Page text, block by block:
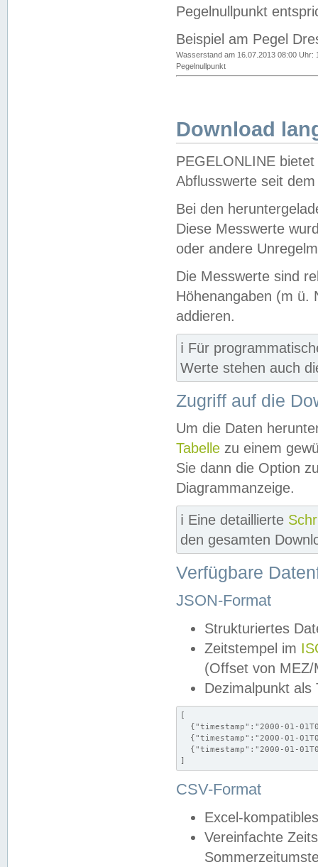
Pegelnullpunkt
Beispiel am Pegel
Wasserstand am 16.07.2013 08:00 Uhr:
Pegelnullpunkt
Download
PEGELONLINE
Abflusswerte seit
Bei den
Diese Messwerte
oder andere
Die Messwerte sind
Höhenangaben (m ü.
addieren.
ℹ️ Für
Werte stehen auch
Zugriff auf die
Um die Daten
Tabelle zu einem
Sie dann die Option
Diagrammanzeige.
ℹ️ Eine detaillierte
den gesamten
Verfügbare
JSON-Format
Strukturiertes
Zeitstempel im
(Offset von MEZ/
Dezimalpunkt als
[
{"timestamp":"2000-01-
{"timestamp":"2000-01-
{"timestamp":"2000-01-
]
CSV-Format
Excel-
Vereinfachte